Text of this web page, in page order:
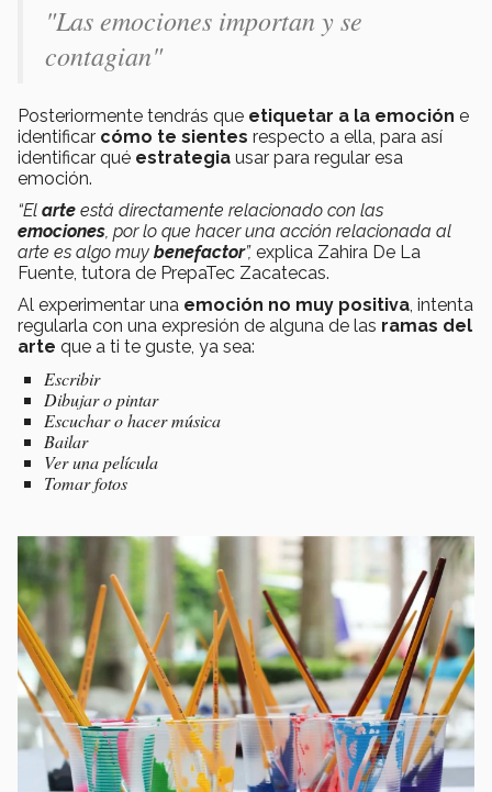
"Las emociones importan y se
contagian"
Posteriormente tendrás que etiquetar a la emoción e
identificar cómo te sientes respecto a ella, para así
identificar qué estrategia usar para regular esa
emoción.
“El arte está directamente relacionado con las
emociones , por lo que hacer una acción relacionada al
arte es algo muy benefactor”, explica Zahira De La
Fuente, tutora de PrepaTec Zacatecas.
Al experimentar una emoción no muy positiva , intenta
regularla con una expresión de alguna de las ramas del
arte que a ti te guste, ya sea:
Escribir
Dibujar o pintar
Escuchar o hacer música
Bailar
Ver una película
Tomar fotos